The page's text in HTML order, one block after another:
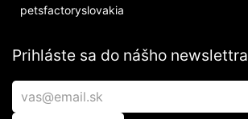
petsfactoryslovakia
Prihláste sa do nášho newslettra